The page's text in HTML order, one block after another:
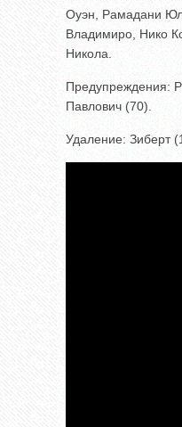
Оуэн, Рамадани
Владимиро, Нико
Никола.
Предупреждения:
Павлович (70).
Удаление: Зиберт